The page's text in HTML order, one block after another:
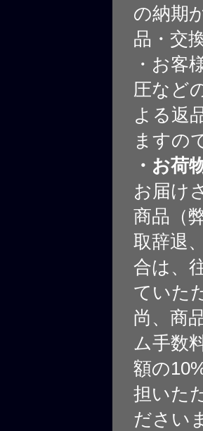
の納期
品・交
・お客
圧など
よる返
ますの
・お荷
お届け
商品（
取辞退
合は、
ていた
尚、商
ム手数
額の
担いた
ださい